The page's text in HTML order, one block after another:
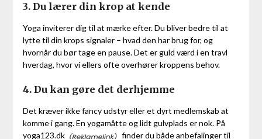
3. Du lærer din krop at kende
Yoga inviterer dig til at mærke efter. Du bliver bedre til at
lytte til din krops signaler – hvad den har brug for, og
hvornår du bør tage en pause. Det er guld værd i en travl
hverdag, hvor vi ellers ofte overhører kroppens behov.
4. Du kan gøre det derhjemme
Det kræver ikke fancy udstyr eller et dyrt medlemskab at
komme i gang. En yogamåtte og lidt gulvplads er nok. På
yoga123.dk
finder du både anbefalinger til